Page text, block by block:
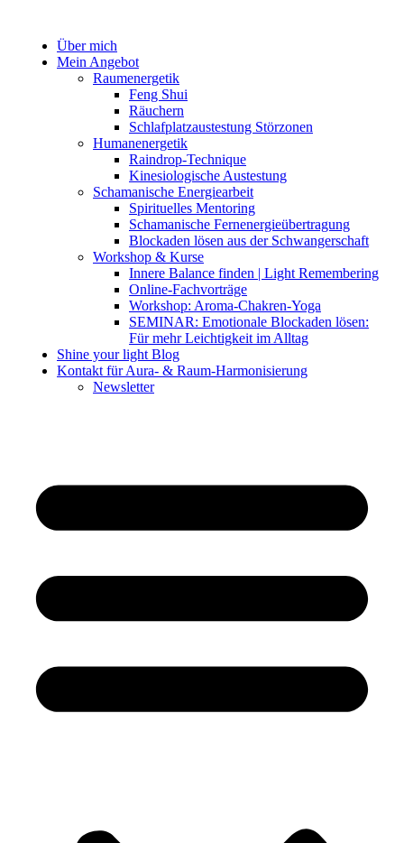
springen
Über mich
Mein Angebot
Raumenergetik
Feng Shui
Räuchern
Schlafplatzaustestung Störzonen
Humanenergetik
Raindrop-Technique
Kinesiologische Austestung
Schamanische Energiearbeit
Spirituelles Mentoring
Schamanische Fernenergieübertragung
Blockaden lösen aus der Schwangerschaft
Workshop & Kurse
Innere Balance finden | Light Remembering
Online-Fachvorträge
Workshop: Aroma-Chakren-Yoga
SEMINAR: Emotionale Blockaden lösen:
Für mehr Leichtigkeit im Alltag
Shine your light Blog
Kontakt für Aura- & Raum-Harmonisierung
Newsletter